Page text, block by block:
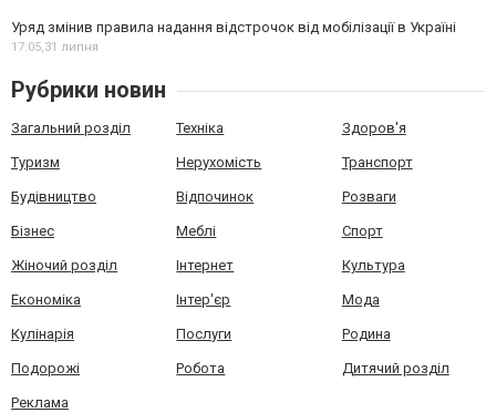
Уряд змінив правила надання відстрочок від мобілізації в Україні
17:05,31 липня
Рубрики новин
Загальний розділ Техніка Здоров'я
Туризм Нерухомість Транспорт
Будівництво Відпочинок Розваги
Бізнес Меблі Спорт
Жіночий розділ Інтернет Культура
Економіка Інтер'єр Мода
Кулінарія Послуги Родина
Подорожі Робота Дитячий розділ
Реклама